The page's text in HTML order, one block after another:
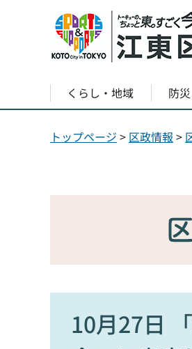
くらし・地域 防
トップページ > 区政情報 >
10月27日